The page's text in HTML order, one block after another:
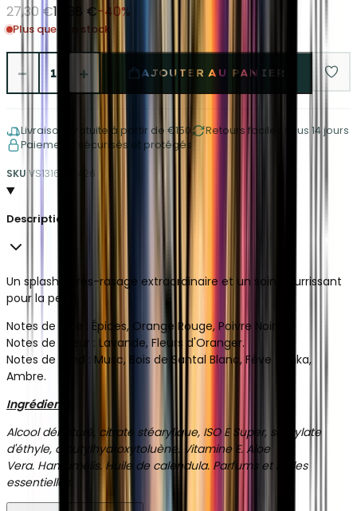
27,30 €16,38 €-40%
Plus que 1 en stock
− 1 + AJOUTER AU PANIER
Livraison gratuite à partir de €150
Retours faciles sous 14 jours
Paiements sécurisés et protégés
SKU VS1316253426
Description
Un splash après-rasage extraordinaire et un soin nourrissant
pour la peau.
Notes de tête : Épices, Orange Rouge, Poivre Noir.
Notes de cœur : Lavande, Fleurs d'Oranger.
Notes de fond : Musc, Bois de Santal Blanc, Fève Tonka,
Ambre.
Ingrédients
Alcool dénaturé, citrate stéarylique, ISO E Super, salicylate
d'éthyle, dibutylhydroxytoluène. Vitamine E. Aloe
Vera. Hamamélis. Huile de calendula. Parfums et huiles
essentielles.